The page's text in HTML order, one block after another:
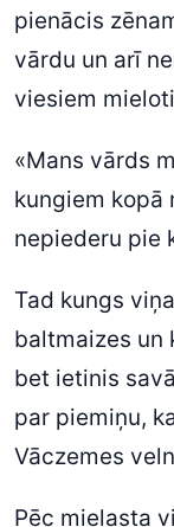
pienācis
vārdu un arī
viesiem
«Mans vārds
kungiem kopā
nepiederu pie
Tad kungs
baltmaizes un
bet ietinis
par piemiņu,
Vāczemes
Pēc mielasta